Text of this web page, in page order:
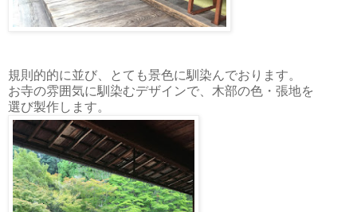
規則的的に並び、とても景色に馴染んでおります。
お寺の雰囲気に馴染むデザインで、木部の色・張地を
選び製作します。